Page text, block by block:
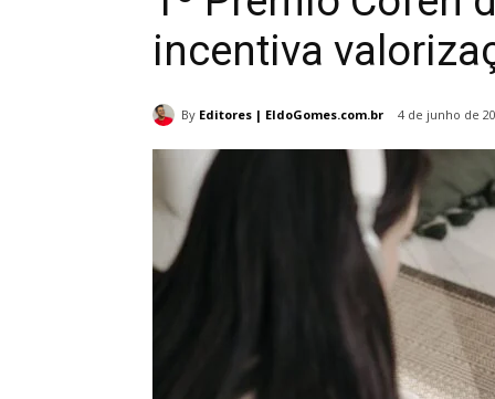
incentiva
By Editores | EldoGomes.com.br 4 de junho de